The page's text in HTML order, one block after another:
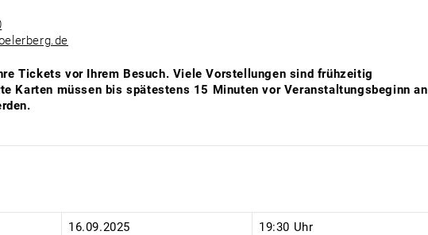
Tickets vor Ihrem Besuch. Viele Vorstellungen sind frühzeitig
Karten müssen bis spätestens 15 Minuten vor Veranstaltungsbeginn an
16.09.2025 19:30 Uhr